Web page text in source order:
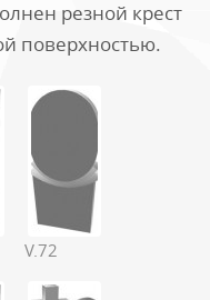
резной крест
поверхностью.
V.72